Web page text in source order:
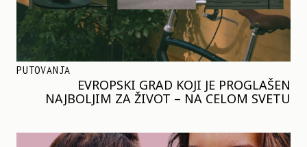
PUTOVANJA
EVROPSKI GRAD KOJI JE PROGLAŠEN
NAJBOLJIM ZA ŽIVOT – NA CELOM SVETU